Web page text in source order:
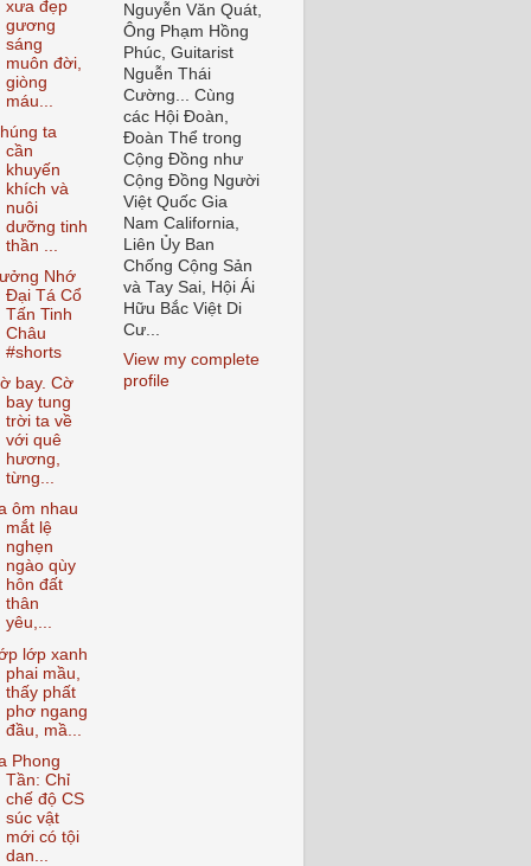
xưa đẹp
gương
sáng
muôn đời,
giòng
máu...
ta
cần
khuyến
khích và
nuôi
dưỡng tinh
thần ...
Nhớ
Đại Tá Cổ
Tấn Tinh
Châu
#shorts
bay. Cờ
bay tung
trời ta về
với quê
hương,
từng...
ôm nhau
mắt lệ
nghẹn
ngào qùy
hôn đất
thân
yêu,...
lớp xanh
phai mầu,
thấy phất
phơ ngang
đầu, mầ...
Phong
Tần: Chỉ
chế độ CS
súc vật
mới có tội
dan...
Nguyễn Văn Quát,
Ông Phạm Hồng
Phúc, Guitarist
Nguễn Thái
Cường... Cùng
các Hội Đoàn,
Đoàn Thể trong
Cộng Đồng như
Cộng Đồng Người
Việt Quốc Gia
Nam California,
Liên Ủy Ban
Chống Cộng Sản
và Tay Sai, Hội Ái
Hữu Bắc Việt Di
Cư...
View my complete
profile